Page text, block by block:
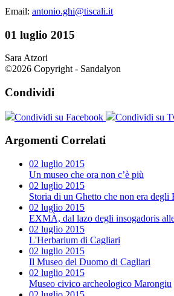
Email: antonio.ghi@tiscali.it
01 luglio 2015
Sara Atzori
©2026 Copyright - Sandalyon
Condividi
Condividi su Facebook Condividi su
Argomenti Correlati
02 luglio 2015
Un museo che ora non c’è più
02 luglio 2015
Storia di un Ghetto che non era degli
02 luglio 2015
EXMÀ, dal lazo degli insogadoris
02 luglio 2015
L'Herbarium di Cagliari
02 luglio 2015
Il Museo del Duomo di Cagliari
02 luglio 2015
Museo civico archeologico Marongiu